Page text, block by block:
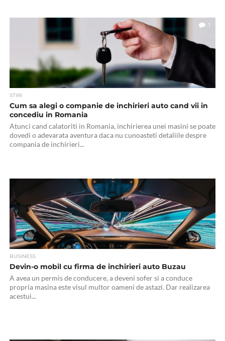
1
STIRI
Cum sa alegi o companie de inchirieri auto cand vii in
concediu in Romania
Atunci cand calatoriti in Romania, inchirierea unei masini se poate
dovedi o adevarata aventura daca nu cunoasteti detaliile despre
compania de inchirieri...
BUSINESS
Devin-o mobil cu firma de inchirieri auto Buzau
A avea un permis de conducere, a deveni sofer si a conduce
propria masina este visul multor oameni de astazi. Dar realizarea
acestui...